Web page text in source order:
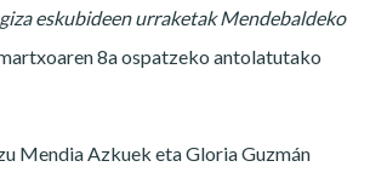
eskubideen urraketak Mendebaldeko
8a ospatzeko antolatutako
Mendia Azkuek eta Gloria Guzmán